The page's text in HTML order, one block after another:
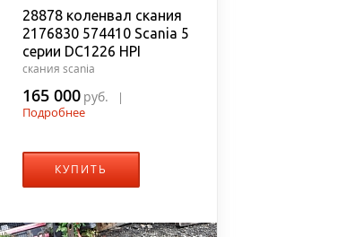
28878 коленвал скания
2176830 574410 Scania 5
серии DC1226 HPI
скания scania
165 000 руб.
|
Подробнее
КУПИТЬ